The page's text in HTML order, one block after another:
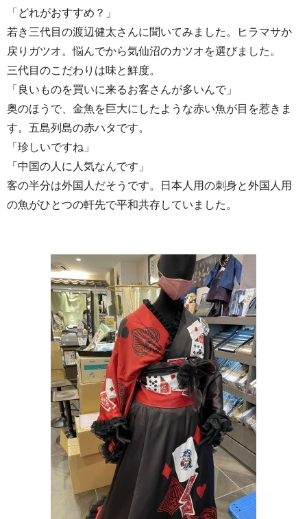
「どれがおすすめ？」
若き三代目の渡辺健太さんに聞いてみました。ヒラマサか
戻りガツオ。悩んでから気仙沼のカツオを選びました。
三代目のこだわりは味と鮮度。
「良いものを買いに来るお客さんが多いんで」
奥のほうで、金魚を巨大にしたような赤い魚が目を惹きま
す。五島列島の赤ハタです。
「珍しいですね」
「中国の人に人気なんです」
客の半分は外国人だそうです。日本人用の刺身と外国人用
の魚がひとつの軒先で平和共存していました。